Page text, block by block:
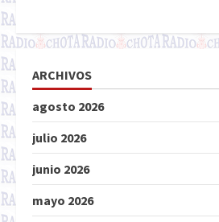
ARCHIVOS
agosto 2026
julio 2026
junio 2026
mayo 2026